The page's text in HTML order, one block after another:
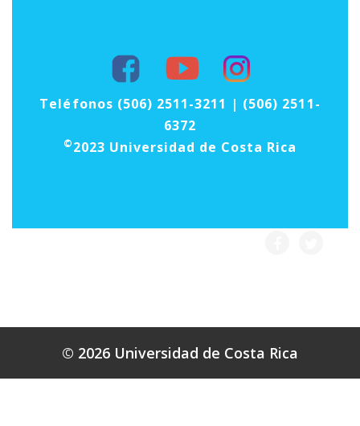
Teléfonos (506) 2511-3211 | (506) 2511-
6372
©2023 Universidad de Costa Rica
© 2026 Universidad de Costa Rica